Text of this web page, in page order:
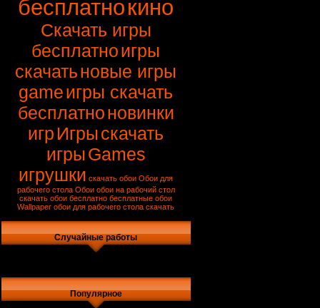
бесплатнокино
Скачать игры
бесплатноигры
скачатьновые игры
gameигры скачать
бесплатноновинки
игр Игрыскачать
игрыGames
игрушки скачать обои Обои для
рабочего стола Обои обои на рабочий стол
скачать обои бесплатно бесплатные обои
Wallpaper обои для рабочего стола скачать
Случайные работы
Популярное